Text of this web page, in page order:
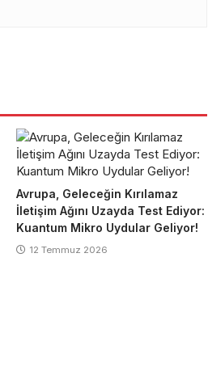
Avrupa, Geleceğin Kırılamaz
İletişim Ağını Uzayda Test Ediyor:
Kuantum Mikro Uydular Geliyor!
12 Temmuz 2026